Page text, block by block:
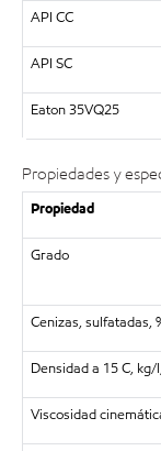
API CC
API SC
Eaton 35VQ25
Propiedades y
Propiedad
Grado
Cenizas, sulfatadas,
Densidad a 15 C,
Viscosidad